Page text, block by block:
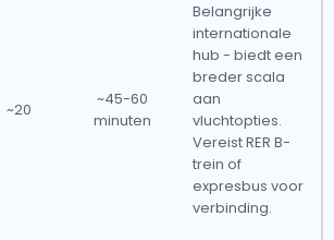
~20
~45-60
minuten
Belangrijke
internationale
hub - biedt een
breder scala
aan
vluchtopties.
Vereist RER B-
trein of
expresbus voor
verbinding.